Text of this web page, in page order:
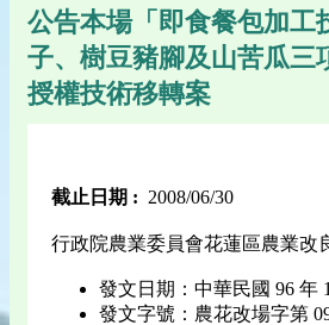
公告本場「即食餐包加工
子、樹豆豬腳及山苦瓜三
授權技術移轉案
截止日期 : 2008/06/30
行政院農業委員會花蓮區農業
發文日期：中華民國 96 年
發文字號：農花改場字第